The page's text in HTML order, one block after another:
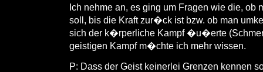
Ich nehme an, es ging um Fragen wie die,
soll, bis die Kraft zur�ck ist bzw. ob man
sich der k�rperliche Kampf �u�erte
geistigen Kampf m�chte ich mehr wissen.
P: Dass der Geist keinerlei Grenzen kennen